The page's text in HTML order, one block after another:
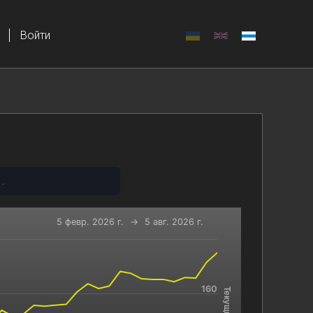
Войти
navigator-y-axis.
5 февр. 2026 г. → 5 авг. 2026 г.
160